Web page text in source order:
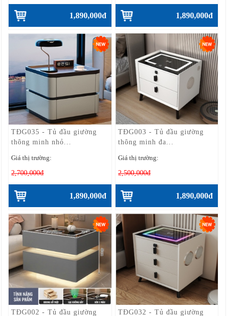
1,890,000đ 1,890,000đ
TĐG035 - Tủ đầu giường
thông minh nhỏ...
Giá thị trường:
2,700,000đ
1,890,000đ
TĐG003 - Tủ đầu giường
thông minh đa...
Giá thị trường:
2,500,000đ
1,890,000đ
TĐG002 - Tủ đầu giường TĐG032 - Tủ đầu giường